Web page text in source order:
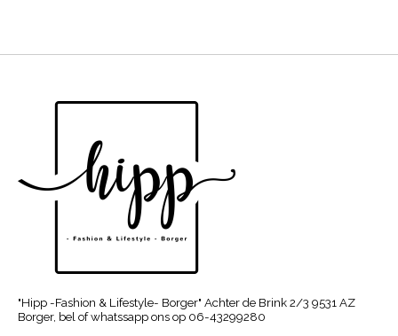
"Hipp -Fashion & Lifestyle- Borger" Achter de Brink 2/3 9531 AZ
Borger, bel of whatssapp ons op 06-43299280